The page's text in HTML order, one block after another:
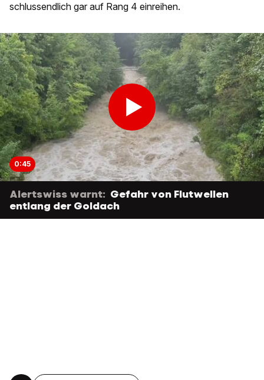
schlussendlich gar auf Rang 4 einreihen.
0:45
Alertswiss warnt: Gefahr von Flutwellen
entlang der Goldach